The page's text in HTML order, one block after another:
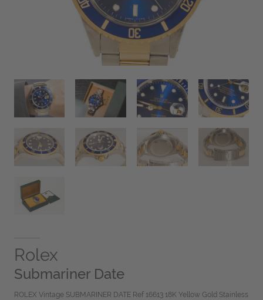
Rolex
Submariner Date
ROLEX Vintage SUBMARINER DATE Ref 16613 18K Yellow Gold Stainless